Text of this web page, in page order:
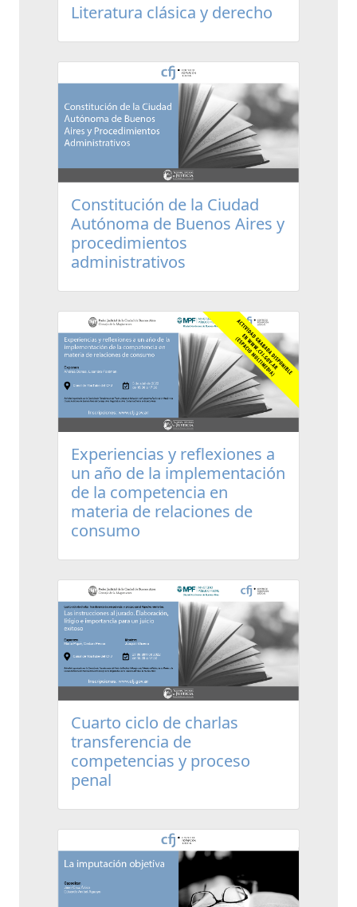
Literatura clásica y derecho
Constitución de la Ciudad
Autónoma de Buenos Aires y
procedimientos
administrativos
Experiencias y reflexiones a
un año de la implementación
de la competencia en
materia de relaciones de
consumo
Cuarto ciclo de charlas
transferencia de
competencias y proceso
penal